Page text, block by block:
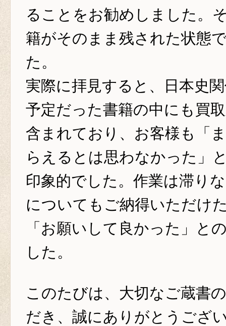
ることをお勧めしました。
籍がそのまま残された状態
た。
実際に拝見すると、日本史
予定だった書籍の中にも買
含まれており、お客様も「
らえるとは思わなかった」
印象的でした。作業は滞り
についてもご納得いただけ
「お願いして良かった」と
した。
このたびは、大切なご蔵書
だき、誠にありがとうござ